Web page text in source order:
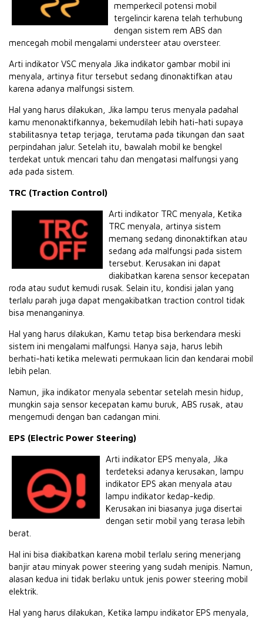
memperkecil potensi mobil
tergelincir karena telah terhubung
dengan sistem rem ABS dan
mencegah mobil mengalami understeer atau oversteer.
Arti indikator VSC menyala Jika indikator gambar mobil ini
menyala, artinya fitur tersebut sedang dinonaktifkan atau
karena adanya malfungsi sistem.
Hal yang harus dilakukan, Jika lampu terus menyala padahal
kamu menonaktifkannya, bekemudilah lebih hati-hati supaya
stabilitasnya tetap terjaga, terutama pada tikungan dan saat
perpindahan jalur. Setelah itu, bawalah mobil ke bengkel
terdekat untuk mencari tahu dan mengatasi malfungsi yang
ada pada sistem.
TRC (Traction Control)
Arti indikator TRC menyala, Ketika
TRC menyala, artinya sistem
memang sedang dinonaktifkan atau
sedang ada malfungsi pada sistem
tersebut. Kerusakan ini dapat
diakibatkan karena sensor kecepatan
roda atau sudut kemudi rusak. Selain itu, kondisi jalan yang
terlalu parah juga dapat mengakibatkan traction control tidak
bisa menanganinya.
Hal yang harus dilakukan, Kamu tetap bisa berkendara meski
sistem ini mengalami malfungsi. Hanya saja, harus lebih
berhati-hati ketika melewati permukaan licin dan kendarai mobil
lebih pelan.
Namun, jika indikator menyala sebentar setelah mesin hidup,
mungkin saja sensor kecepatan kamu buruk, ABS rusak, atau
mengemudi dengan ban cadangan mini.
EPS (Electric Power Steering)
Arti indikator EPS menyala, Jika
terdeteksi adanya kerusakan, lampu
indikator EPS akan menyala atau
lampu indikator kedap-kedip.
Kerusakan ini biasanya juga disertai
dengan setir mobil yang terasa lebih
berat.
Hal ini bisa diakibatkan karena mobil terlalu sering menerjang
banjir atau minyak power steering yang sudah menipis. Namun,
alasan kedua ini tidak berlaku untuk jenis power steering mobil
elektrik.
Hal yang harus dilakukan, Ketika lampu indikator EPS menyala,